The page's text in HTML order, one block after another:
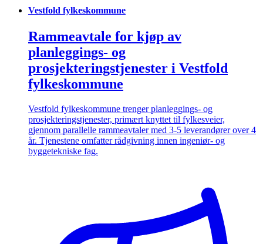
Vestfold fylkeskommune
Rammeavtale for kjøp av
planleggings- og
prosjekteringstjenester i Vestfold
fylkeskommune
Vestfold fylkeskommune trenger planleggings- og
prosjekteringstjenester, primært knyttet til fylkesveier,
gjennom parallelle rammeavtaler med 3-5 leverandører over 4
år. Tjenestene omfatter rådgivning innen ingeniør- og
byggetekniske fag.